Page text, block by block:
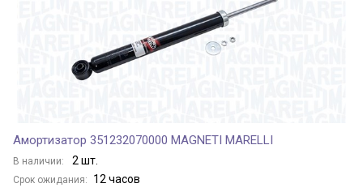
Амортизатор 351232070000 MAGNETI MARELLI
В наличии: 2 шт.
Срок ожидания: 12 часов